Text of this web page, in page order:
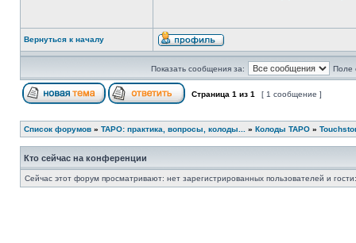
Вернуться к началу
Показать сообщения за: Поле
Страница 1 из 1 [ 1 сообщение ]
Список форумов » ТАРО: практика, вопросы, колоды... » Колоды ТАРО »
Кто сейчас на конференции
Сейчас этот форум просматривают: нет зарегистрированных пользователей и